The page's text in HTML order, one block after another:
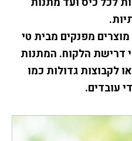
מפנקים מבית טי
דרישת הלקוח. המתנות
לקבוצות גדולות כמו
עובדים.